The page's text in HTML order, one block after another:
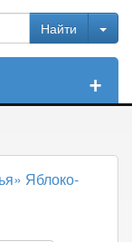
+
Яблоко-